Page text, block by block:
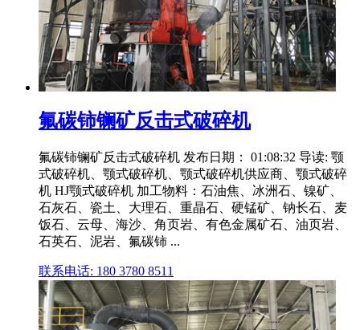
氟碳铈镧矿反击式破碎机
氟碳铈镧矿反击式破碎机 发布日期： 01:08:32 导读: 颚
式破碎机、颚式破碎机、颚式破碎机供应商、颚式破碎
机 HJ颚式破碎机 加工物料：石油焦、冰洲石、镍矿、
石灰石、瓷土、大理石、重晶石、硬锰矿、钠长石、麦
饭石、云母、海沙、角页岩、有色金属矿石、油页岩、
石英石、泥岩、氟碳铈 ...
联系电话: 180 3780 8511